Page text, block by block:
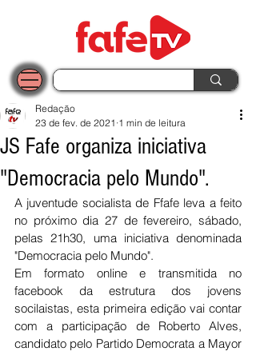
JS Fafe organiza iniciativa
"Democracia pelo Mundo".
Redação
23 de fev. de 2021 1 min de leitura
A juventude socialista de Ffafe leva a feito
no próximo dia 27 de fevereiro, sábado,
pelas 21h30, uma iniciativa denominada
"Democracia pelo Mundo".
Em formato online e transmitida no
facebook da estrutura dos jovens
socilaistas, esta primeira edição vai contar
com a participação de Roberto Alves,
candidato pelo Partido Democrata a Mayor